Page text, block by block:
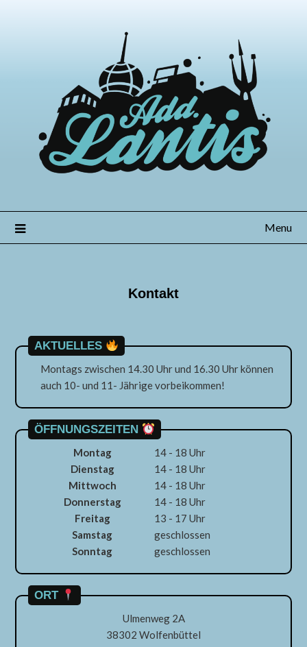
Menu
Kontakt
AKTUELLES
Montags zwischen 14.30 Uhr und 16.30 Uhr können
auch 10- und 11- Jährige vorbeikommen!
ÖFFNUNGSZEITEN
Montag
14 - 18 Uhr
Dienstag
14 - 18 Uhr
Mittwoch
14 - 18 Uhr
Donnerstag
14 - 18 Uhr
Freitag
13 - 17 Uhr
Samstag
geschlossen
Sonntag
geschlossen
ORT
Ulmenweg 2A
38302 Wolfenbüttel